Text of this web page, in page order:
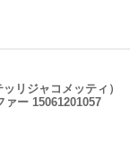
リジャコメッティ）
ァー 15061201057